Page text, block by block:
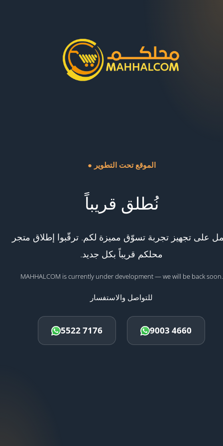
● الموقع تحت التطوير
نُطلق قريباً
على تجهيز تجربة تسوّق مميزة لكم. ترقّبوا إطلاق متجر
محلكم قريباً بكل جديد.
MAHHALCOM is currently under development — we will be back soon.
للتواصل والاستفسار
5522 7176 9003 4660